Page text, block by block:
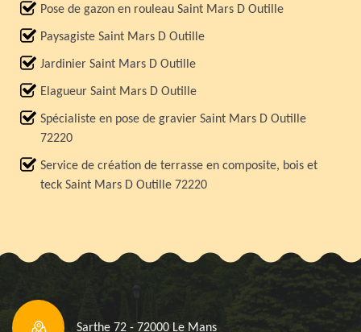
Pose de gazon en rouleau Saint Mars D Outille
Paysagiste Saint Mars D Outille
Jardinier Saint Mars D Outille
Elagueur Saint Mars D Outille
Spécialiste en pose de gravier Saint Mars D Outille
72220
Service de création de terrasse en composite, bois et
teck Saint Mars D Outille 72220
Sarthe 72 - 72000 Le Mans